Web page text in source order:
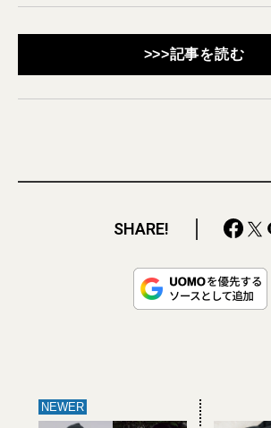
>>>記事を読む
SHARE!
NEWER